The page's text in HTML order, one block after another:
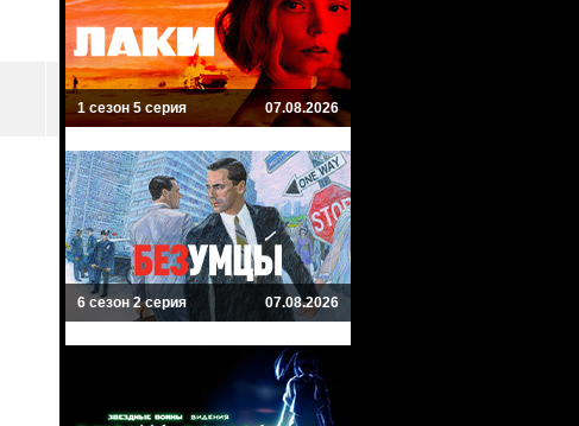
1 сезон 5 серия 07.08.2026
6 сезон 2 серия 07.08.2026